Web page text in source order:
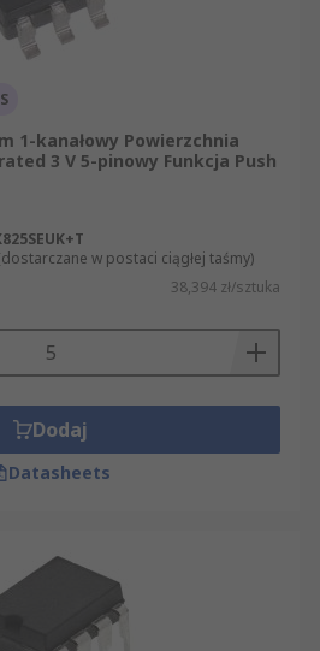
1-kanałowy Powierzchnia
3 V 5-pinowy Funkcja Push
w postaci ciągłej taśmy)
38,394 zł/sztuka
Dodaj
Datasheets